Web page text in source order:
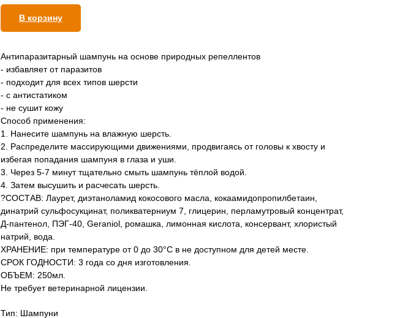
В корзину
Антипаразитарный шампунь на основе природных репеллентов
- избавляет от паразитов
- подходит для всех типов шерсти
- с антистатиком
- не сушит кожу
Способ применения:
1. Нанесите шампунь на влажную шерсть.
2. Распределите массирующими движениями, продвигаясь от головы к хвосту и
избегая попадания шампуня в глаза и уши.
3. Через 5-7 минут тщательно смыть шампунь тёплой водой.
4. Затем высушить и расчесать шерсть.
?СОСТАВ: Лаурет, диэтаноламид кокосового масла, кокаамидопропилбетаин,
динатрий сульфосукцинат, поликватерниум 7, глицерин, перламутровый концентрат,
Д-пантенол, ПЭГ-40, Geraniol, ромашка, лимонная кислота, консервант, хлористый
натрий, вода.
ХРАНЕНИЕ: при температуре от 0 до 30°С в не доступном для детей месте.
СРОК ГОДНОСТИ: 3 года со дня изготовления.
ОБЪЕМ: 250мл.
Не требует ветеринарной лицензии.
Тип: Шампуни